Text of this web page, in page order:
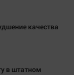
качества
в штатном